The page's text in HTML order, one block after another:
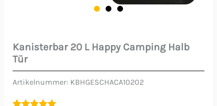
Kanisterbar 20 L Happy Camping Halb
Tür
Artikelnummer: KBHGESCHACA10202
Kanisterbar
20
L